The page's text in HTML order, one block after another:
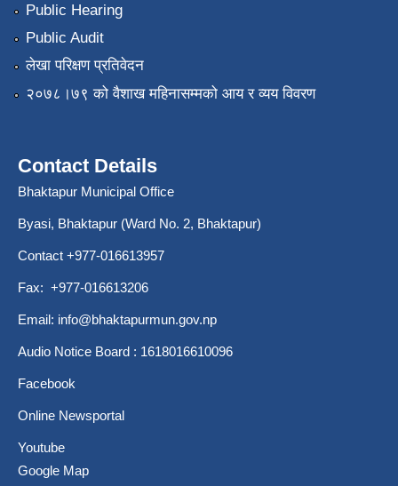
Public Hearing
Public Audit
लेखा परिक्षण प्रतिवेदन
२०७८।७९ को वैशाख महिनासम्मको आय र व्यय विवरण
Contact Details
Bhaktapur Municipal Office
Byasi, Bhaktapur (Ward No. 2, Bhaktapur)
Contact +977-016613957
Fax: +977-016613206
Email: info@bhaktapurmun.gov.np
Audio Notice Board : 1618016610096
Facebook
Online Newsportal
Youtube
Google Map